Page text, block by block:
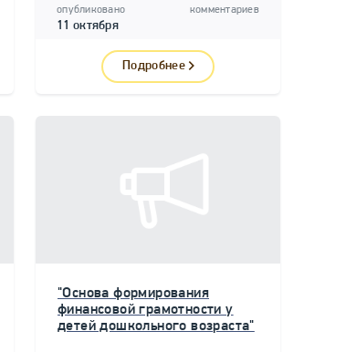
опубликовано
11 октября
комментариев
Подробнее
"Основа формирования
финансовой грамотности у
детей дошкольного возраста"